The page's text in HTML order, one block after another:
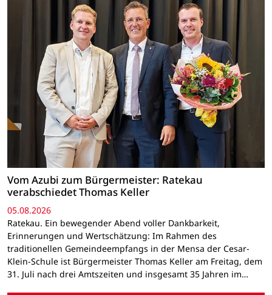
Vom Azubi zum Bürgermeister: Ratekau
verabschiedet Thomas Keller
05.08.2026
Ratekau. Ein bewegender Abend voller Dankbarkeit,
Erinnerungen und Wertschätzung: Im Rahmen des
traditionellen Gemeindeempfangs in der Mensa der Cesar-
Klein-Schule ist Bürgermeister Thomas Keller am Freitag, dem
31. Juli nach drei Amtszeiten und insgesamt 35 Jahren im…